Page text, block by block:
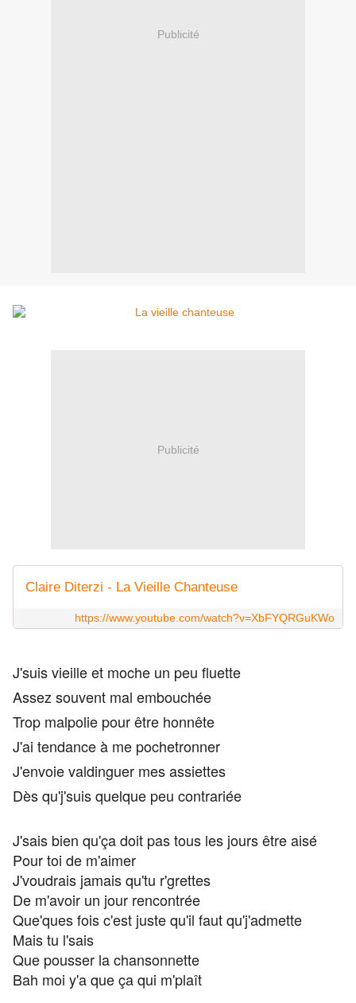
Publicité
Publicité
Claire Diterzi - La Vieille Chanteuse
https://www.youtube.com/watch?v=XbFYQRGuKWo
J'suis vieille et moche un peu fluette
Assez souvent mal embouchée
Trop malpolie pour être honnête
J'ai tendance à me pochetronner
J'envoie valdinguer mes assiettes
Dès qu'j'suis quelque peu contrariée
J'sais bien qu'ça doit pas tous les jours être aisé
Pour toi de m'aimer
J'voudrais jamais qu'tu r'grettes
De m'avoir un jour rencontrée
Que'ques fois c'est juste qu'il faut qu'j'admette
Mais tu l'sais
Que pousser la chansonnette
Bah moi y'a que ça qui m'plaît